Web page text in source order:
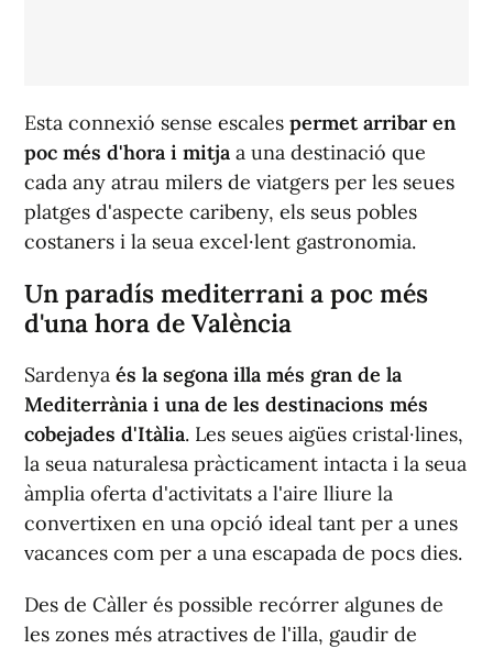
Esta connexió sense escales permet arribar en
poc més d'hora i mitja a una destinació que
cada any atrau milers de viatgers per les seues
platges d'aspecte caribeny, els seus pobles
costaners i la seua excel·lent gastronomia.
Un paradís mediterrani a poc més
d'una hora de València
Sardenya és la segona illa més gran de la
Mediterrània i una de les destinacions més
cobejades d'Itàlia. Les seues aigües cristal·lines,
la seua naturalesa pràcticament intacta i la seua
àmplia oferta d'activitats a l'aire lliure la
convertixen en una opció ideal tant per a unes
vacances com per a una escapada de pocs dies.
Des de Càller és possible recórrer algunes de
les zones més atractives de l'illa, gaudir de